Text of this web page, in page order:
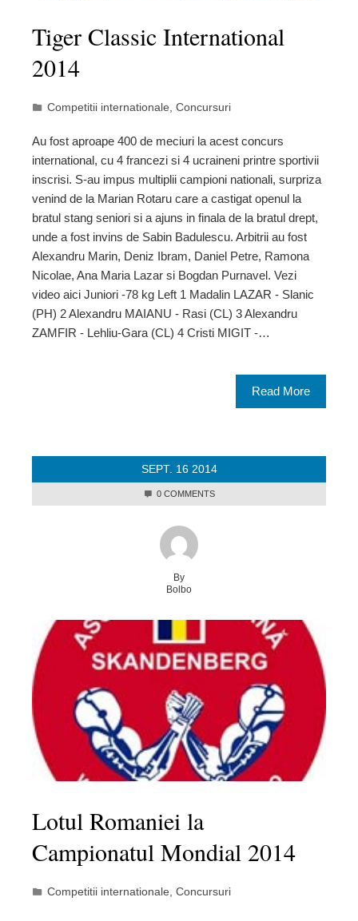
Tiger Classic International
2014
Competitii internationale Concursuri
Au fost aproape 400 de meciuri la acest concurs
international, cu 4 francezi si 4 ucraineni printre sportivii
inscrisi. S-au impus multiplii campioni nationali, surpriza
venind de la Marian Rotaru care a castigat openul la
bratul stang seniori si a ajuns in finala de la bratul drept,
unde a fost invins de Sabin Badulescu. Arbitrii au fost
Alexandru Marin, Deniz Ibram, Daniel Petre, Ramona
Nicolae, Ana Maria Lazar si Bogdan Purnavel. Vezi
video aici Juniori -78 kg Left 1 Madalin LAZAR - Slanic
(PH) 2 Alexandru MAIANU - Rasi (CL) 3 Alexandru
ZAMFIR - Lehliu-Gara (CL) 4 Cristi MIGIT -…
Read More
SEPT. 16 2014
0 COMMENTS
By
Bolbo
Lotul Romaniei la
Campionatul Mondial 2014
Competitii internationale, Concursuri